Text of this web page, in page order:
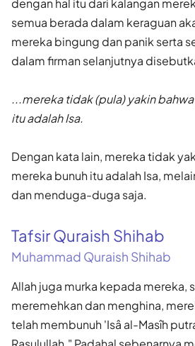
dengan hal itu dari kalangan
semua berada dalam keraguan
mereka bingung dan panik serta
dalam firman selanjutnya
...mereka tidak (pula) yakin
itu adalah Isa.
Dengan kata lain, mereka tidak
mereka bunuh itu adalah Isa,
dan menduga-duga saja.
Tafsir Quraish Shihab
Muhammad Quraish Shihab
Allah juga murka kepada mereka,
meremehkan dan menghina,
telah membunuh 'Isâ al-Masîh